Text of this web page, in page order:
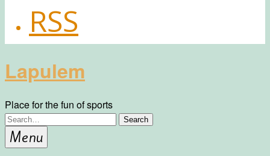
RSS
Lapulem
Place for the fun of sports
Menu